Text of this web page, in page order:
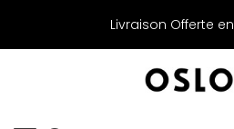
Livraison Offerte